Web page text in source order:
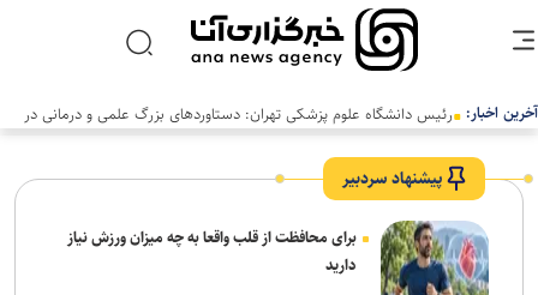
آخرین اخبار: رئیس دانشگاه علوم پزشکی تهران: دستاوردهای بزرگ علمی و درمانی در
پیشنهاد سردبیر
برای محافظت از قلب واقعا به چه میزان ورزش نیاز
دارید